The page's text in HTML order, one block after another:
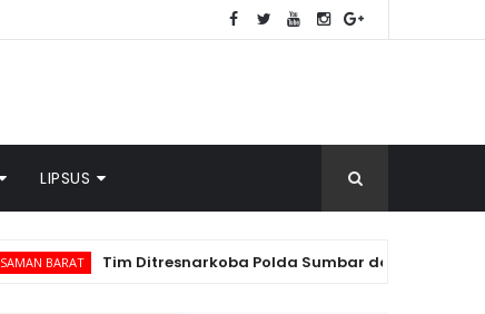
LIPSUS
Tim Ditresnarkoba Polda Sumbar dan Polres Pasbar